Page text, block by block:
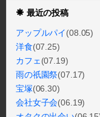
最近の投稿
アップルパイ(08.05)
洋食(07.25)
カフェ (07.19)
雨の祇園祭(07.17)
宝塚(06.30)
会社女子会(06.19)